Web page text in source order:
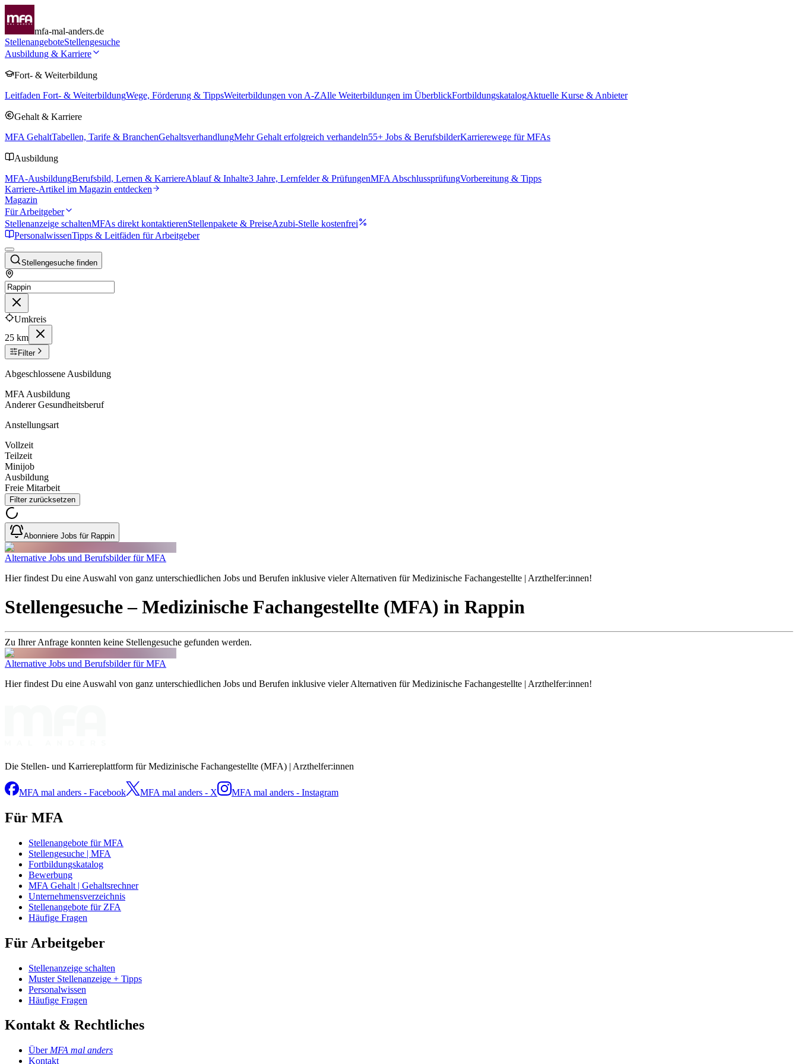
mfa-mal-anders.de
StellenangeboteStellengesuche
Ausbildung & Karriere
Fort- & Weiterbildung
Leitfaden Fort- & WeiterbildungWege, Förderung & TippsWeiterbildungen von A-ZAlle Weiterbildungen im ÜberblickFortbildungskatalogAktuelle Kurse & Anbieter
Gehalt & Karriere
MFA GehaltTabellen, Tarife & BranchenGehaltsverhandlungMehr Gehalt erfolgreich verhandeln55+ Jobs & BerufsbilderKarrierewege für MFAs
Ausbildung
MFA-AusbildungBerufsbild, Lernen & KarriereAblauf & Inhalte3 Jahre, Lernfelder & PrüfungenMFA AbschlussprüfungVorbereitung & Tipps
Karriere-Artikel im Magazin entdecken
Magazin
Für Arbeitgeber
Stellenanzeige schaltenMFAs direkt kontaktierenStellenpakete & PreiseAzubi-Stelle kostenfrei
PersonalwissenTipps & Leitfäden für Arbeitgeber
Stellengesuche finden
Umkreis
25 km
Filter
Abgeschlossene Ausbildung
MFA Ausbildung
Anderer Gesundheitsberuf
Anstellungsart
Vollzeit
Teilzeit
Minijob
Ausbildung
Freie Mitarbeit
Filter zurücksetzen
Abonniere Jobs für Rappin
Alternative Jobs und Berufsbilder für MFA
Hier findest Du eine Auswahl von ganz unterschiedlichen Jobs und Berufen inklusive vieler Alternativen für Medizinische Fachangestellte | Arzthelfer:innen!
Stellengesuche– Medizinische Fachangestellte (MFA) in Rappin
Zu Ihrer Anfrage konnten keine Stellengesuche gefunden werden.
Alternative Jobs und Berufsbilder für MFA
Hier findest Du eine Auswahl von ganz unterschiedlichen Jobs und Berufen inklusive vieler Alternativen für Medizinische Fachangestellte | Arzthelfer:innen!
Die Stellen- und Karriereplattform für Medizinische Fachangestellte (MFA) | Arzthelfer:innen
MFA mal anders - Facebook MFA mal anders - X MFA mal anders - Instagram
Für MFA
Stellenangebote für MFA
Stellengesuche | MFA
Fortbildungskatalog
Bewerbung
MFA Gehalt | Gehaltsrechner
Unternehmensverzeichnis
Stellenangebote für ZFA
Häufige Fragen
Für Arbeitgeber
Stellenanzeige schalten
Muster Stellenanzeige + Tipps
Personalwissen
Häufige Fragen
Kontakt & Rechtliches
Über MFA mal anders
Kontakt